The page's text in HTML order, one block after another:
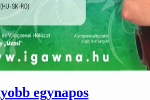
egynapos